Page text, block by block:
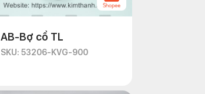
AB-Bợ cổ TL
SKU: 53206-KVG-900